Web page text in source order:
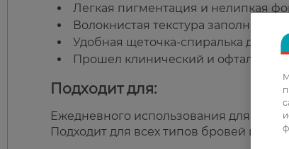
Легкая пигментация и нелипкая
Волокнистая текстура заполняет
Удобная щеточка-спиралька для
Прошел клинический и
Подходит для:
Ежедневного использования для
Подходит для всех типов бровей и